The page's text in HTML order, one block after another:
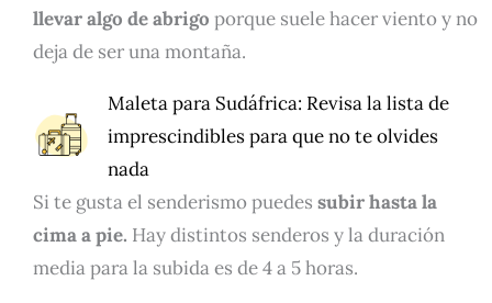
llevar algo de abrigo porque suele hacer viento y no
deja de ser una montaña.
Maleta para Sudáfrica: Revisa la lista de
imprescindibles para que no te olvides
nada
Si te gusta el senderismo puedes subir hasta la
cima a pie. Hay distintos senderos y la duración
media para la subida es de 4 a 5 horas.